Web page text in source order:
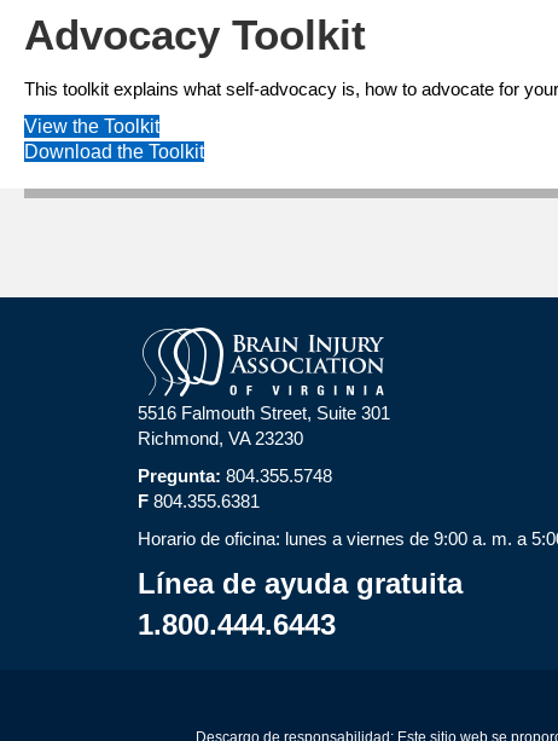
Advocacy Toolkit
This toolkit explains what self-advocacy is, how to advocate for
View the Toolkit
Download the Toolkit
5516 Falmouth Street, Suite 301
Richmond, VA 23230
Pregunta: 804.355.5748
F 804.355.6381
Horario de oficina: lunes a viernes de 9:00 a. m. a
Línea de ayuda gratuita
1.800.444.6443
Descargo de responsabilidad: Este sitio web se